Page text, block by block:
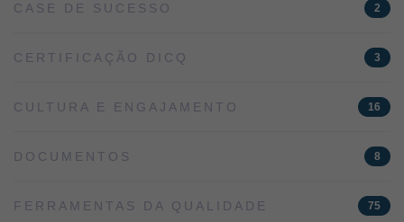
CASE DE SUCESSO 2
CERTIFICAÇÃO DICQ 3
CULTURA E ENGAJAMENTO 16
DOCUMENTOS 8
FERRAMENTAS DA QUALIDADE 75